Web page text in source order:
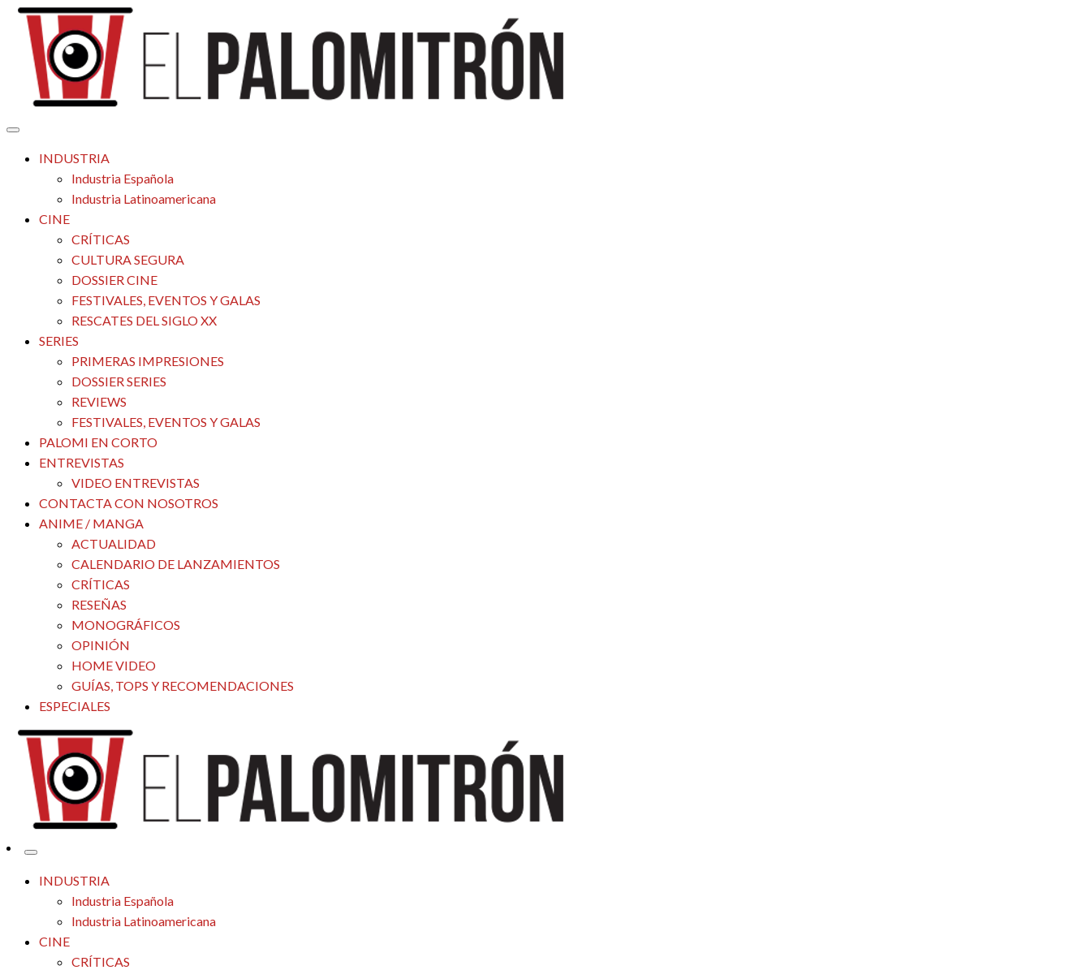
Saltar
contenido
El Palomitrón
Tu espacio de la industria de cine española y latinoamericana
INDUSTRIA
Industria Española
Industria Latinoamericana
CINE
CRÍTICAS
CULTURA SEGURA
DOSSIER CINE
FESTIVALES, EVENTOS Y GALAS
RESCATES DEL SIGLO XX
SERIES
PRIMERAS IMPRESIONES
DOSSIER SERIES
REVIEWS
FESTIVALES, EVENTOS Y GALAS
PALOMI EN CORTO
ENTREVISTAS
VIDEO ENTREVISTAS
CONTACTA CON NOSOTROS
ANIME / MANGA
ACTUALIDAD
CALENDARIO DE LANZAMIENTOS
CRÍTICAS
RESEÑAS
MONOGRÁFICOS
OPINIÓN
HOME VIDEO
GUÍAS, TOPS Y RECOMENDACIONES
ESPECIALES
El Palomitrón
Tu espacio de la industria de cine española y latinoamericana
INDUSTRIA
Industria Española
Industria Latinoamericana
CINE
CRÍTICAS